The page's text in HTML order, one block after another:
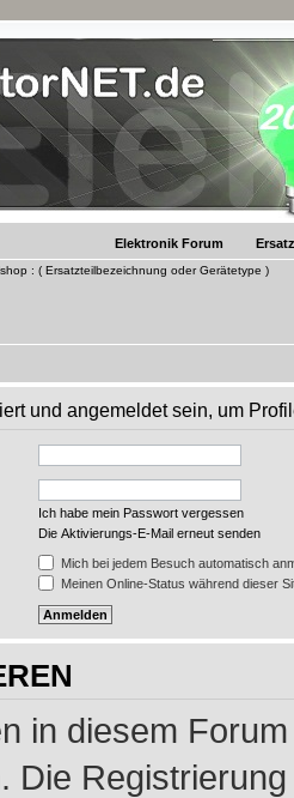
Elektronik Forum
: ( Ersatzteilbezeichnung oder Gerätetype )
und angemeldet sein, um
Ich habe mein Passwort vergessen
Die Aktivierungs-E-Mail erneut senden
Mich bei jedem Besuch automatisch
Meinen Online-Status während dieser
in diesem
Die